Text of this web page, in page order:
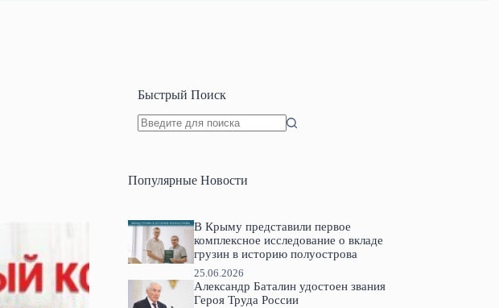
Быстрый Поиск
Популярные Новости
В Крыму представили первое
комплексное исследование о вкладе
грузин в историю полуострова
25.06.2026
Александр Баталин удостоен звания
Героя Труда России